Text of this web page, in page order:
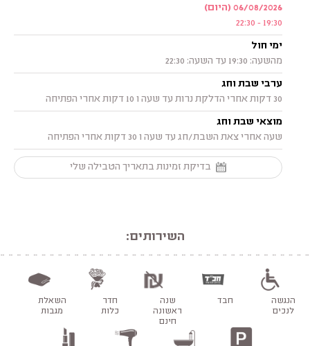
06/08/2026 (היום)
19:30 - 22:30
ימי חול
מהשעה: 19:30 עד השעה: 22:30
ערבי שבת וחג
30 דקות אחרי הדלקת נרות עד שעה ו 10 דקות אחרי הפתיחה
מוצאי שבת וחג
שעה אחרי צאת השבת/חג עד שעה ו 30 דקות אחרי הפתיחה
בדיקת זמינות בתאריך הטבילה שלי
השירותים:
הנגשה
לנכים
חבד
שנה
ראשונה
חינם
חדר
כלות
השאלת
מגבות